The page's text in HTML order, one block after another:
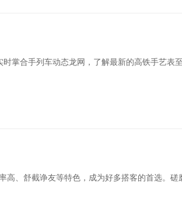
掌合手列车动态龙网，了解最新的高铁手艺表
高、舒截诤友等特色，成为好多搭客的首选。磋